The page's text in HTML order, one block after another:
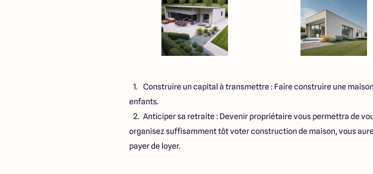
Construire un capital à transmettre : Faire construire une
enfants.
Anticiper sa retraite : Devenir propriétaire vous permettra de
organisez suffisamment tôt voter construction de maison, vous
payer de loyer.